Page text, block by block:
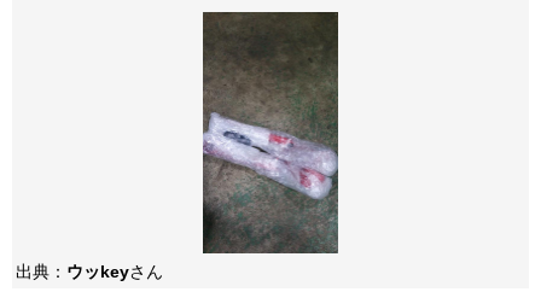
出典： ウッkeyさん